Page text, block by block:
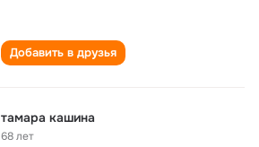
Добавить в друзья
тамара кашина
68 лет